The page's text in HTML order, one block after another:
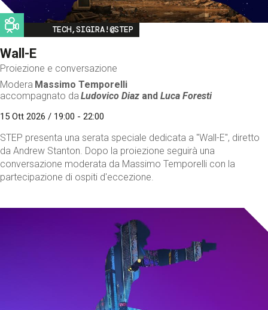
Image
TECH,SIGIRA!@STEP
Wall-E
Proiezione e conversazione
Modera Massimo Temporelli
accompagnato da Ludovico Diaz andLuca Foresti
15 Ott 2026 / 19:00 - 22:00
STEP presenta una serata speciale dedicata a "Wall-E", diretto
da Andrew Stanton. Dopo la proiezione seguirà una
conversazione moderata da Massimo Temporelli con la
partecipazione di ospiti d'eccezione.